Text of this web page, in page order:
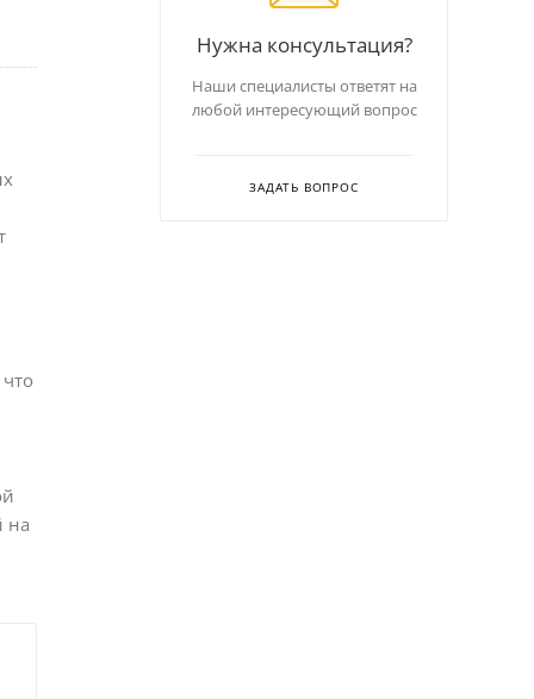
на
Нужна консультация?
Наши специалисты ответят на
любой интересующий вопрос
ЗАДАТЬ ВОПРОС